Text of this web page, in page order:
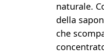
naturale.
della
che